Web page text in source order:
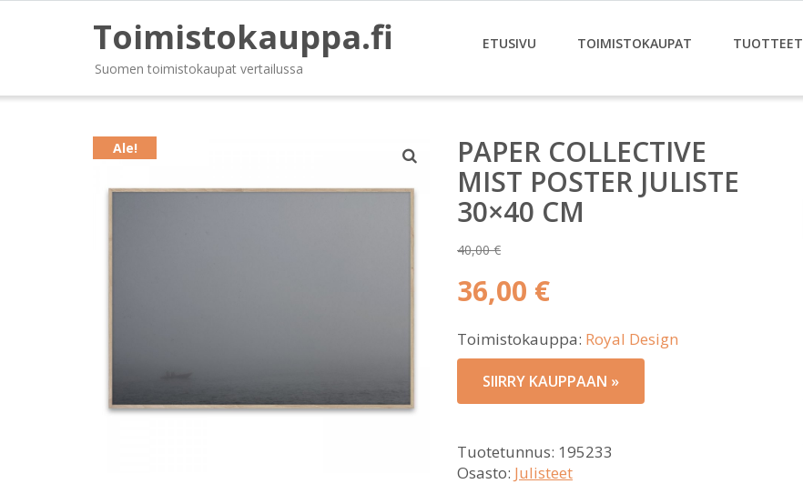
Toimistokauppa.fi
Suomen toimistokaupat vertailussa
ETUSIVU TOIMISTOKAUPAT TUOTTEET
Ale!
PAPER COLLECTIVE
MIST POSTER JULISTE
30×40 CM
40,00€
Alkuperäinen
hinta
40,00 €.
36,00 €
hinta
on:
36,00 €.
Toimistokauppa: Royal Design
SIIRRY KAUPPAAN »
Tuotetunnus: 195233
Osasto: Julisteet